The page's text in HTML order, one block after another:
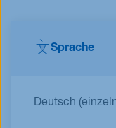
Sprache
Deutsch